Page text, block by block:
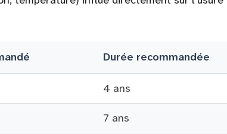
Durée recommandée
4 ans
7 ans